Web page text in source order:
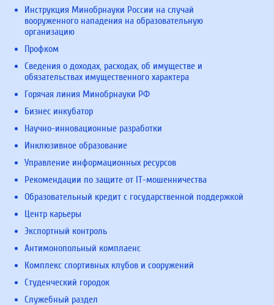
Инструкция Минобрнауки России на случай
вооруженного нападения на образовательную
организацию
Профком
Сведения о доходах, расходах, об имуществе и
обязательствах имущественного характера
Горячая линия Минобрнауки РФ
Бизнес инкубатор
Научно-инновационные разработки
Инклюзивное образование
Управление информационных ресурсов
Рекомендации по защите от IT-мошенничества
Образовательный кредит с государственной поддержкой
Центр карьеры
Экспортный контроль
Антимонопольный комплаенс
Комплекс спортивных клубов и сооружений
Студенческий городок
Служебный раздел